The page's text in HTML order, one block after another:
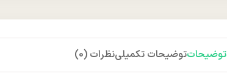
توضیحاتتوضیحات تکمیلینظرات (0)